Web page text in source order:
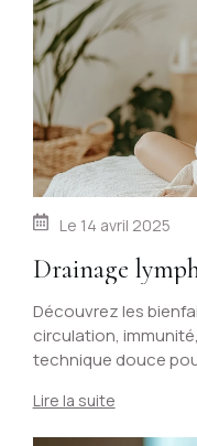
Le 14 avril 2025
Drainage
bienfaits pour
Découvrez les
circulation,
technique douce
Lire la suite